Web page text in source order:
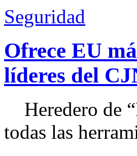
Seguridad
Ofrece EU
líderes del
Heredero de
todas las